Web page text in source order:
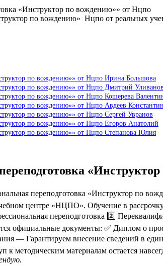
«Инструктор по вождению»» от Нцпо
по вождению» Нцпо от реальных
по вождению»» от Нцпо Ирина Большова
по вождению»» от Нцпо Дмитрий Уливанов
по вождению»» от Нцпо Кошерева
по вождению»» от Нцпо Авдеев Константин
по вождению»» от Нцпо Сергей Увранов
по вождению»» от Нцпо Егоров Анатолий
по вождению»» от Нцпо Степанова Юлия
переподготовка «Инструктор по
центре «НЦПО». Обучение в
переподготовка 2️⃣
официальные документы: ✅ Диплом о
— Гарантируем внесение сведений в
методическим материалам остается